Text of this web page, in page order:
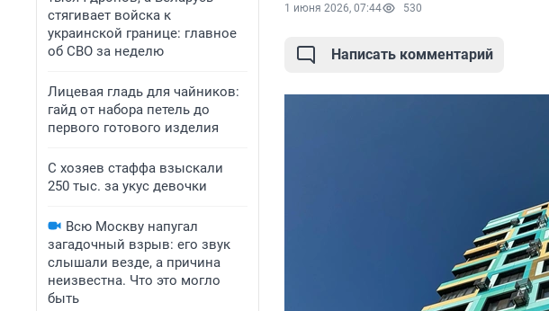
стягивает войска к
украинской границе: главное
об СВО за неделю
Лицевая гладь для чайников:
гайд от набора петель до
первого готового изделия
С хозяев стаффа взыскали
250 тыс. за укус девочки
Всю Москву напугал
загадочный взрыв: его звук
слышали везде, а причина
неизвестна. Что это могло
быть
1 июня 2026, 07:44 530
Написать комментарий